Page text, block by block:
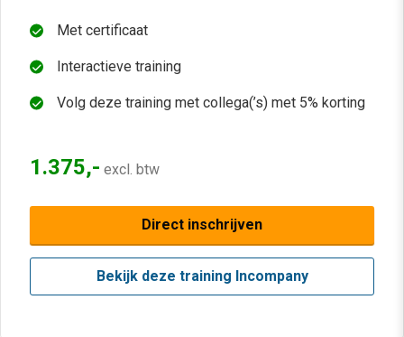
Direct inschrijven
Bekijk deze training Incompany
1.375,- excl. btw
Met certificaat
Interactieve training
Volg deze training met collega(’s) met 5% korting